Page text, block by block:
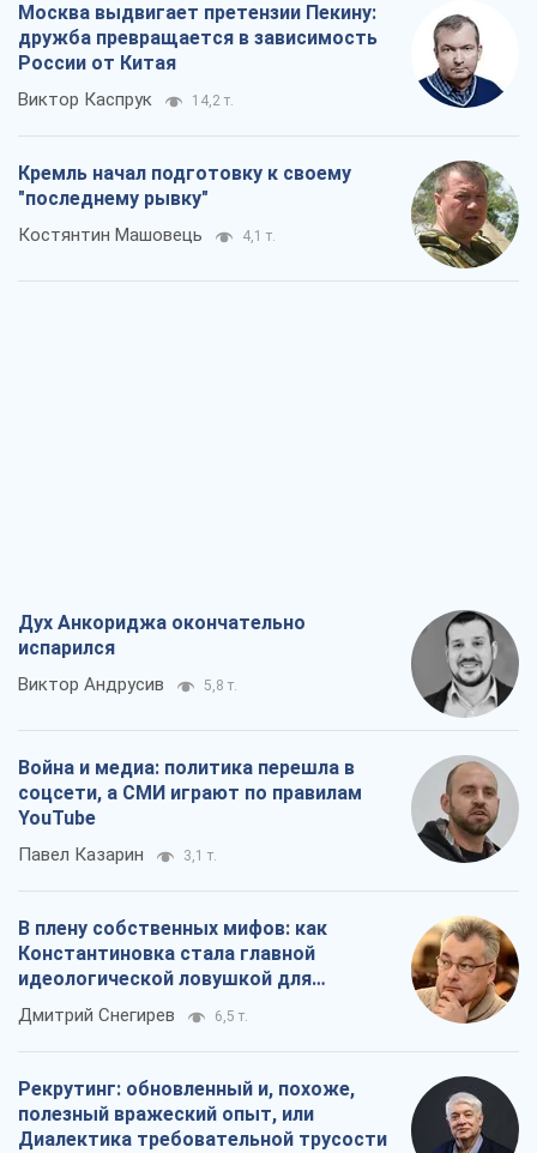
Москва выдвигает претензии Пекину:
дружба превращается в зависимость
России от Китая
Виктор Каспрук 14,2 т.
Кремль начал подготовку к своему
"последнему рывку"
Костянтин Машовець 4,1 т.
Дух Анкориджа окончательно
испарился
Виктор Андрусив 5,8 т.
Война и медиа: политика перешла в
соцсети, а СМИ играют по правилам
YouTube
Павел Казарин 3,1 т.
В плену собственных мифов: как
Константиновка стала главной
идеологической ловушкой для
российских оккупантов
Дмитрий Снегирев 6,5 т.
Рекрутинг: обновленный и, похоже,
полезный вражеский опыт, или
Диалектика требовательной трусости